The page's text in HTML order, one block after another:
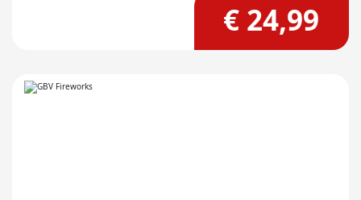
€ 24,99